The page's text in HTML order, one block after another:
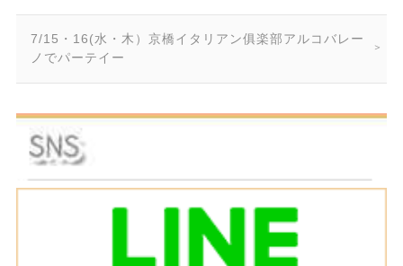
7/15・16(水・木）京橋イタリアン俱楽部アルコバレー
ノでパーテイー